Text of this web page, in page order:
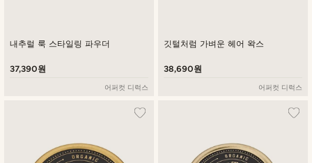
내추럴 룩 스타일링 파우더
37,390원
어퍼컷 디럭스
깃털처럼 가벼운 헤어 왁스
38,690원
어퍼컷 디럭스